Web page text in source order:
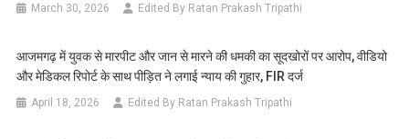
March 30, 2026 Edited By Ratan Prakash Tripathi
आजमगढ़ में युवक से मारपीट और जान से मारने की धमकी का सूदखोरों पर आरोप, वीडियो
और मेडिकल रिपोर्ट के साथ पीड़ित ने लगाई न्याय की गुहार, FIR दर्ज
April 18, 2026 Edited By Ratan Prakash Tripathi